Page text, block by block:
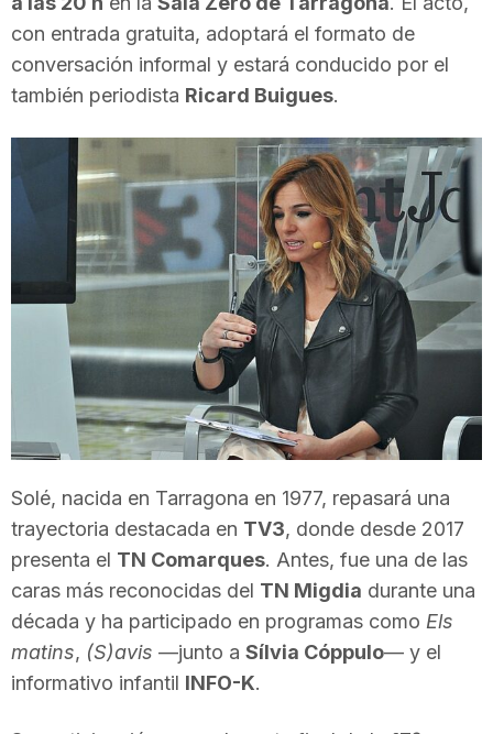
t
r
a
con entrada gratuita, adoptará el formato de
conversación informal y estará conducido por el
también periodista Ricard Buigues.
Solé, nacida en Tarragona en 1977, repasará una
trayectoria destacada en TV3, donde desde 2017
presenta el TN Comarques. Antes, fue una de las
caras más reconocidas del TN Migdia durante una
década y ha participado en programas como Els
matins, (S)avis —junto a Sílvia Cóppulo— y el
informativo infantil INFO-K.